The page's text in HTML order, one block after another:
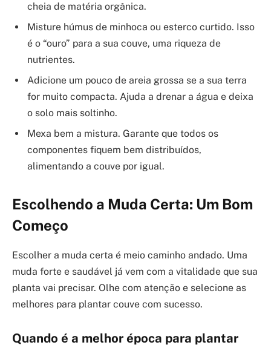
cheia de matéria orgânica.
Misture húmus de minhoca ou esterco curtido. Isso
é o “ouro” para a sua couve, uma riqueza de
nutrientes.
Adicione um pouco de areia grossa se a sua terra
for muito compacta. Ajuda a drenar a água e deixa
o solo mais soltinho.
Mexa bem a mistura. Garante que todos os
componentes fiquem bem distribuídos,
alimentando a couve por igual.
Escolhendo a Muda Certa: Um Bom
Começo
Escolher a muda certa é meio caminho andado. Uma
muda forte e saudável já vem com a vitalidade que sua
planta vai precisar. Olhe com atenção e selecione as
melhores para plantar couve com sucesso.
Quando é a melhor época para plantar